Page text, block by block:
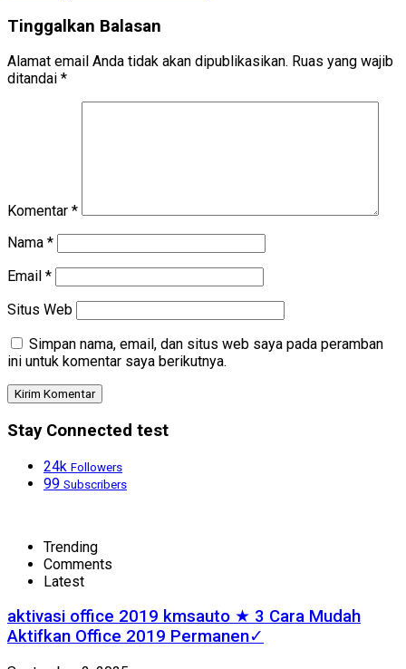
Tinggalkan Balasan
Alamat email Anda tidak akan dipublikasikan. Ruas yang wajib
ditandai *
Komentar *
Nama *
Email *
Situs Web
Simpan nama, email, dan situs web saya pada peramban
ini untuk komentar saya berikutnya.
Stay Connected test
24k Followers
99 Subscribers
Trending
Comments
Latest
aktivasi office 2019 kmsauto ★ 3 Cara Mudah
Aktifkan Office 2019 Permanen✓